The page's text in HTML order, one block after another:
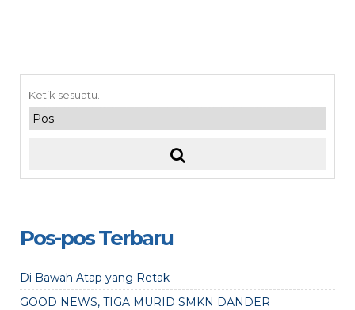
Pos-pos Terbaru
Di Bawah Atap yang Retak
GOOD NEWS, TIGA MURID SMKN DANDER